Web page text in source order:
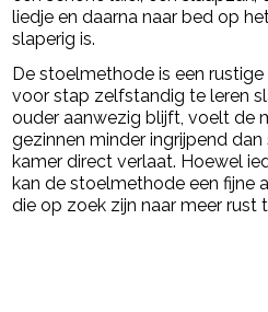
liedje en daarna naar bed op
slaperig is.
De stoelmethode is een rustige
voor stap zelfstandig te leren
ouder aanwezig blijft, voelt de
gezinnen minder ingrijpend
kamer direct verlaat. Hoewel
kan de stoelmethode een fijne
die op zoek zijn naar meer rust